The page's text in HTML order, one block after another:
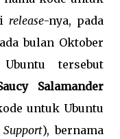
release-nya, pada
bulan Oktober
tersebut
Salamander
untuk Ubuntu
), bernama